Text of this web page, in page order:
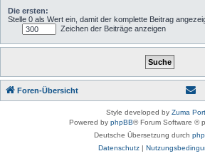
Die ersten:
Stelle 0 als Wert ein, damit der komplette Beitrag
Zeichen der Beiträge anzeigen
Foren-Übersicht
Style developed by Zuma
Powered by phpBB® Forum Software ©
Deutsche Übersetzung durch
Datenschutz|